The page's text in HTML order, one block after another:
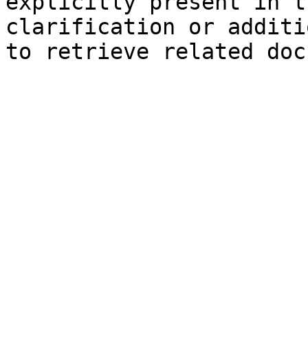
clarification or